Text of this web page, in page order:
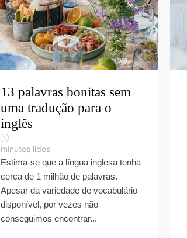
13 palavras bonitas sem
uma tradução para o
inglês
minutos lidos
Estima-se que a língua inglesa tenha
cerca de 1 milhão de palavras.
Apesar da variedade de vocabulário
disponível, por vezes não
conseguimos encontrar...